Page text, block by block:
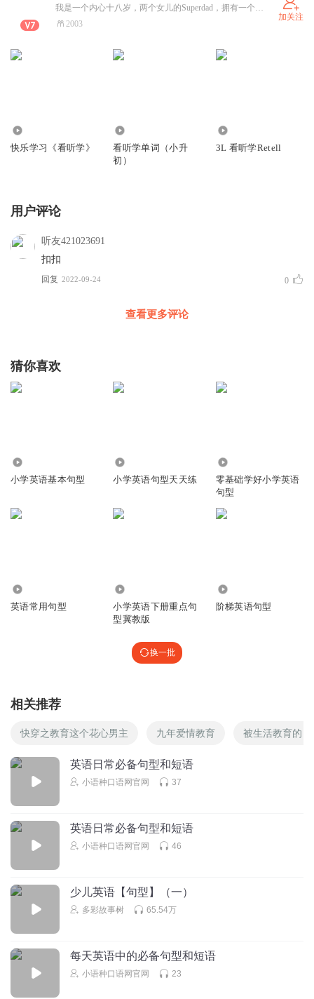
我是一个内心十八岁，两个女儿的Superdad，拥有一个幸福家庭的Superman，只愿一生都能陪伴在你们身边，静静地看着你们，守护着你们
2003
加关注
快乐学习《看听学》
看听学单词（小升
初）
3L 看听学Retell
用户评论
听友421023691
扣扣
回复 2022-09-24 0
查看更多评论
猜你喜欢
小学英语基本句型 小学英语句型天天练
零基础学好小学英语
句型
英语常用句型
小学英语下册重点句
型冀教版
阶梯英语句型
换一批
相关推荐
快穿之教育这个花心男主 九年爱情教育 被生活教育的日
英语日常必备句型和短语
小语种口语网官网 37
英语日常必备句型和短语
小语种口语网官网 46
少儿英语【句型】（一）
多彩故事树 65.54万
每天英语中的必备句型和短语
小语种口语网官网 23